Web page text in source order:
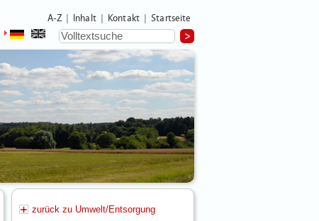
A-Z Inhalt Kontakt Startseite
zurück zu Umwelt/Entsorgung